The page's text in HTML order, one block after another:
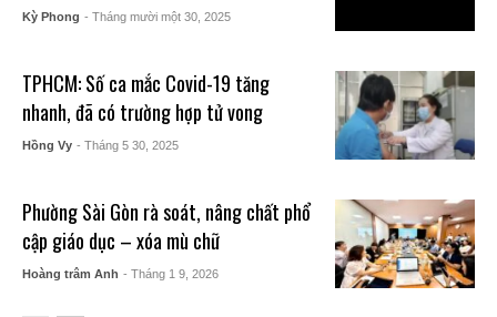
Kỳ Phong - Tháng mười một 30, 2025
TPHCM: Số ca mắc Covid-19 tăng
nhanh, đã có trường hợp tử vong
Hồng Vy - Tháng 5 30, 2025
Phường Sài Gòn rà soát, nâng chất phổ
cập giáo dục – xóa mù chữ
Hoàng trâm Anh - Tháng 1 9, 2026